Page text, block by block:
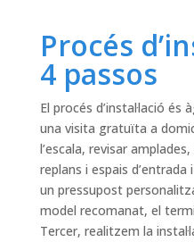
Procés
4 passos
El procés d’instal·lació
una visita gratuïta a
l’escala, revisar
replans i espais
un pressupost
model recomanat, el
Tercer, realitzem la